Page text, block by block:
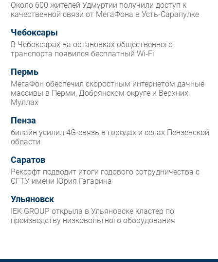
Около 600 жителей Удмуртии получили доступ к
качественной связи от МегаФона в Усть-Сарапулке
Чебоксары
В Чебоксарах на остановках общественного
транспорта появился бесплатный Wi‑Fi
Пермь
МегаФон обеспечил скоростным интернетом дачные
массивы в Перми, Добрянском округе и Верхних
Муллах
Пенза
билайн усилил 4G-связь в городах и селах Пензенской
области
Саратов
Рексофт подводит итоги годового сотрудничества с
СГТУ имени Юрия Гагарина
Ульяновск
IEK GROUP открыла в Ульяновске кластер по
производству низковольтного оборудования